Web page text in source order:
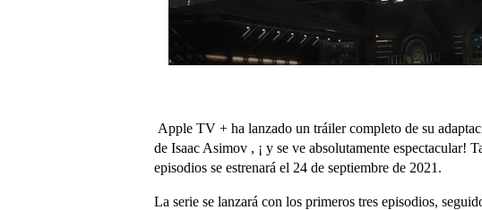
Apple TV + ha lanzado un tráiler completo de su
de Isaac Asimov , ¡ y se ve absolutamente espectacular!
episodios se estrenará el 24 de septiembre de 2021.
La serie se lanzará con los primeros tres episodios,